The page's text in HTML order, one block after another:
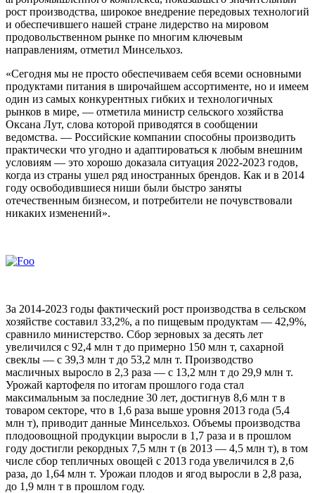
рост производства, широкое внедрение передовых технологий
и обеспечившего нашей стране лидерство на мировом
продовольственном рынке по многим ключевым
направлениям, отметил Минсельхоз.
«Сегодня мы не просто обеспечиваем себя всеми основными
продуктами питания в широчайшем ассортименте, но и имеем
один из самых конкурентных гибких и технологичных
рынков в мире, — отметила министр сельского хозяйства
Оксана Лут, слова которой приводятся в сообщении
ведомства. — Российские компании способны производить
практически что угодно и адаптироваться к любым внешним
условиям — это хорошо доказала ситуация 2022-2023 годов,
когда из страны ушел ряд иностранных брендов. Как и в 2014
году освободившиеся ниши были быстро заняты
отечественным бизнесом, и потребители не почувствовали
никаких изменений».
За 2014-2023 годы фактический рост производства в сельском
хозяйстве составил 33,2%, а по пищевым продуктам — 42,9%,
сравнило министерство. Сбор зерновых за десять лет
увеличился с 92,4 млн т до примерно 150 млн т, сахарной
свеклы — с 39,3 млн т до 53,2 млн т. Производство
масличных выросло в 2,3 раза — с 13,2 млн т до 29,9 млн т.
Урожай картофеля по итогам прошлого года стал
максимальным за последние 30 лет, достигнув 8,6 млн т в
товаром секторе, что в 1,6 раза выше уровня 2013 года (5,4
млн т), приводит данные Минсельхоз. Объемы производства
плодоовощной продукции выросли в 1,7 раза и в прошлом
году достигли рекордных 7,5 млн т (в 2013 — 4,5 млн т), в том
числе сбор тепличных овощей с 2013 года увеличился в 2,6
раза, до 1,64 млн т. Урожаи плодов и ягод выросли в 2,8 раза,
до 1,9 млн т в прошлом году.